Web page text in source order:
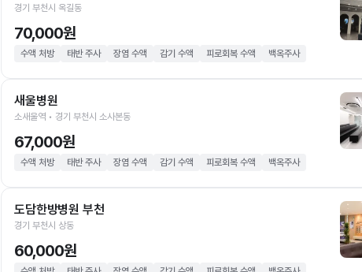
경기 부천시 옥길동
70,000원
수액 처방 태반 주사 장염 수액 감기 수액 피로회복 수액 백옥주사
새울병원
소새울역 • 경기 부천시 소사본동
67,000원
수액 처방 태반 주사 장염 수액 감기 수액 피로회복 수액 백옥주사
도담한방병원 부천
경기 부천시 상동
60,000원